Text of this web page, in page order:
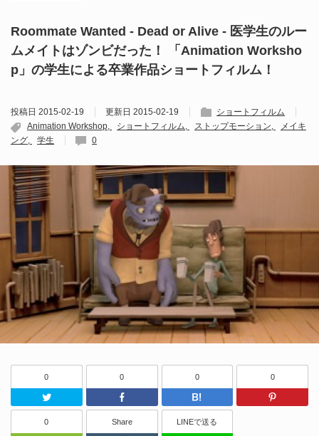
Roommate Wanted - Dead or Alive - 医学生のルー
ムメイトはゾンビだった！ 「Animation Worksho
p」の学生による卒業作品ショートフィルム！
投稿日 2015-02-19 更新日 2015-02-19
ショートフィルム
Animation Workshop
ショートフィルム ストップモーション
メイキ
ング
学生 0
0
Twitter
0
Facebook
0
はてなブッ
0
0 Share LINEで送る